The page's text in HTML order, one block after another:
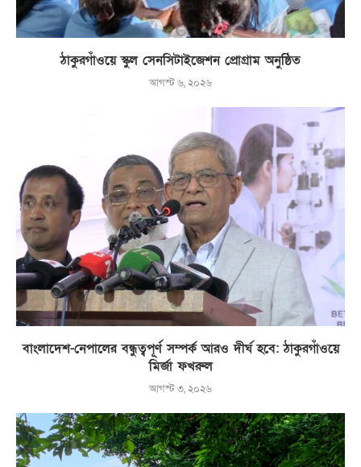
ঠাকুরগাঁওয়ে স্কুল সেনসিটাইজেশন প্রোগ্রাম অনুষ্ঠিত
আগস্ট ৬, ২০২৬
বাংলাদেশ-নেপালের বন্ধুত্বপূর্ণ সম্পর্ক আরও দীর্ঘ হবে: ঠাকুরগাঁওয়ে
মির্জা ফখরুল
আগস্ট ৩, ২০২৬